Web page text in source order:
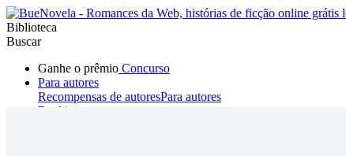
Biblioteca
Buscar
Ganhe o prêmio Concurso
Para autores
Recompensas de autoresPara autores
Ranking